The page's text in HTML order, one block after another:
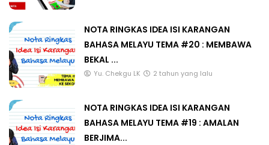
NOTA RINGKAS IDEA ISI KARANGAN
BAHASA MELAYU TEMA #20 : MEMBAWA
BEKAL ...
Yu. Chekgu LK 2 tahun yang lalu
NOTA RINGKAS IDEA ISI KARANGAN
BAHASA MELAYU TEMA #19 : AMALAN
BERJIMA...